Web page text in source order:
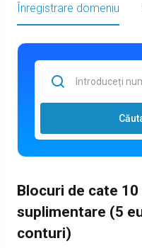
Înregistrare domeniu
Blocuri de cate
suplimentare (5
conturi)